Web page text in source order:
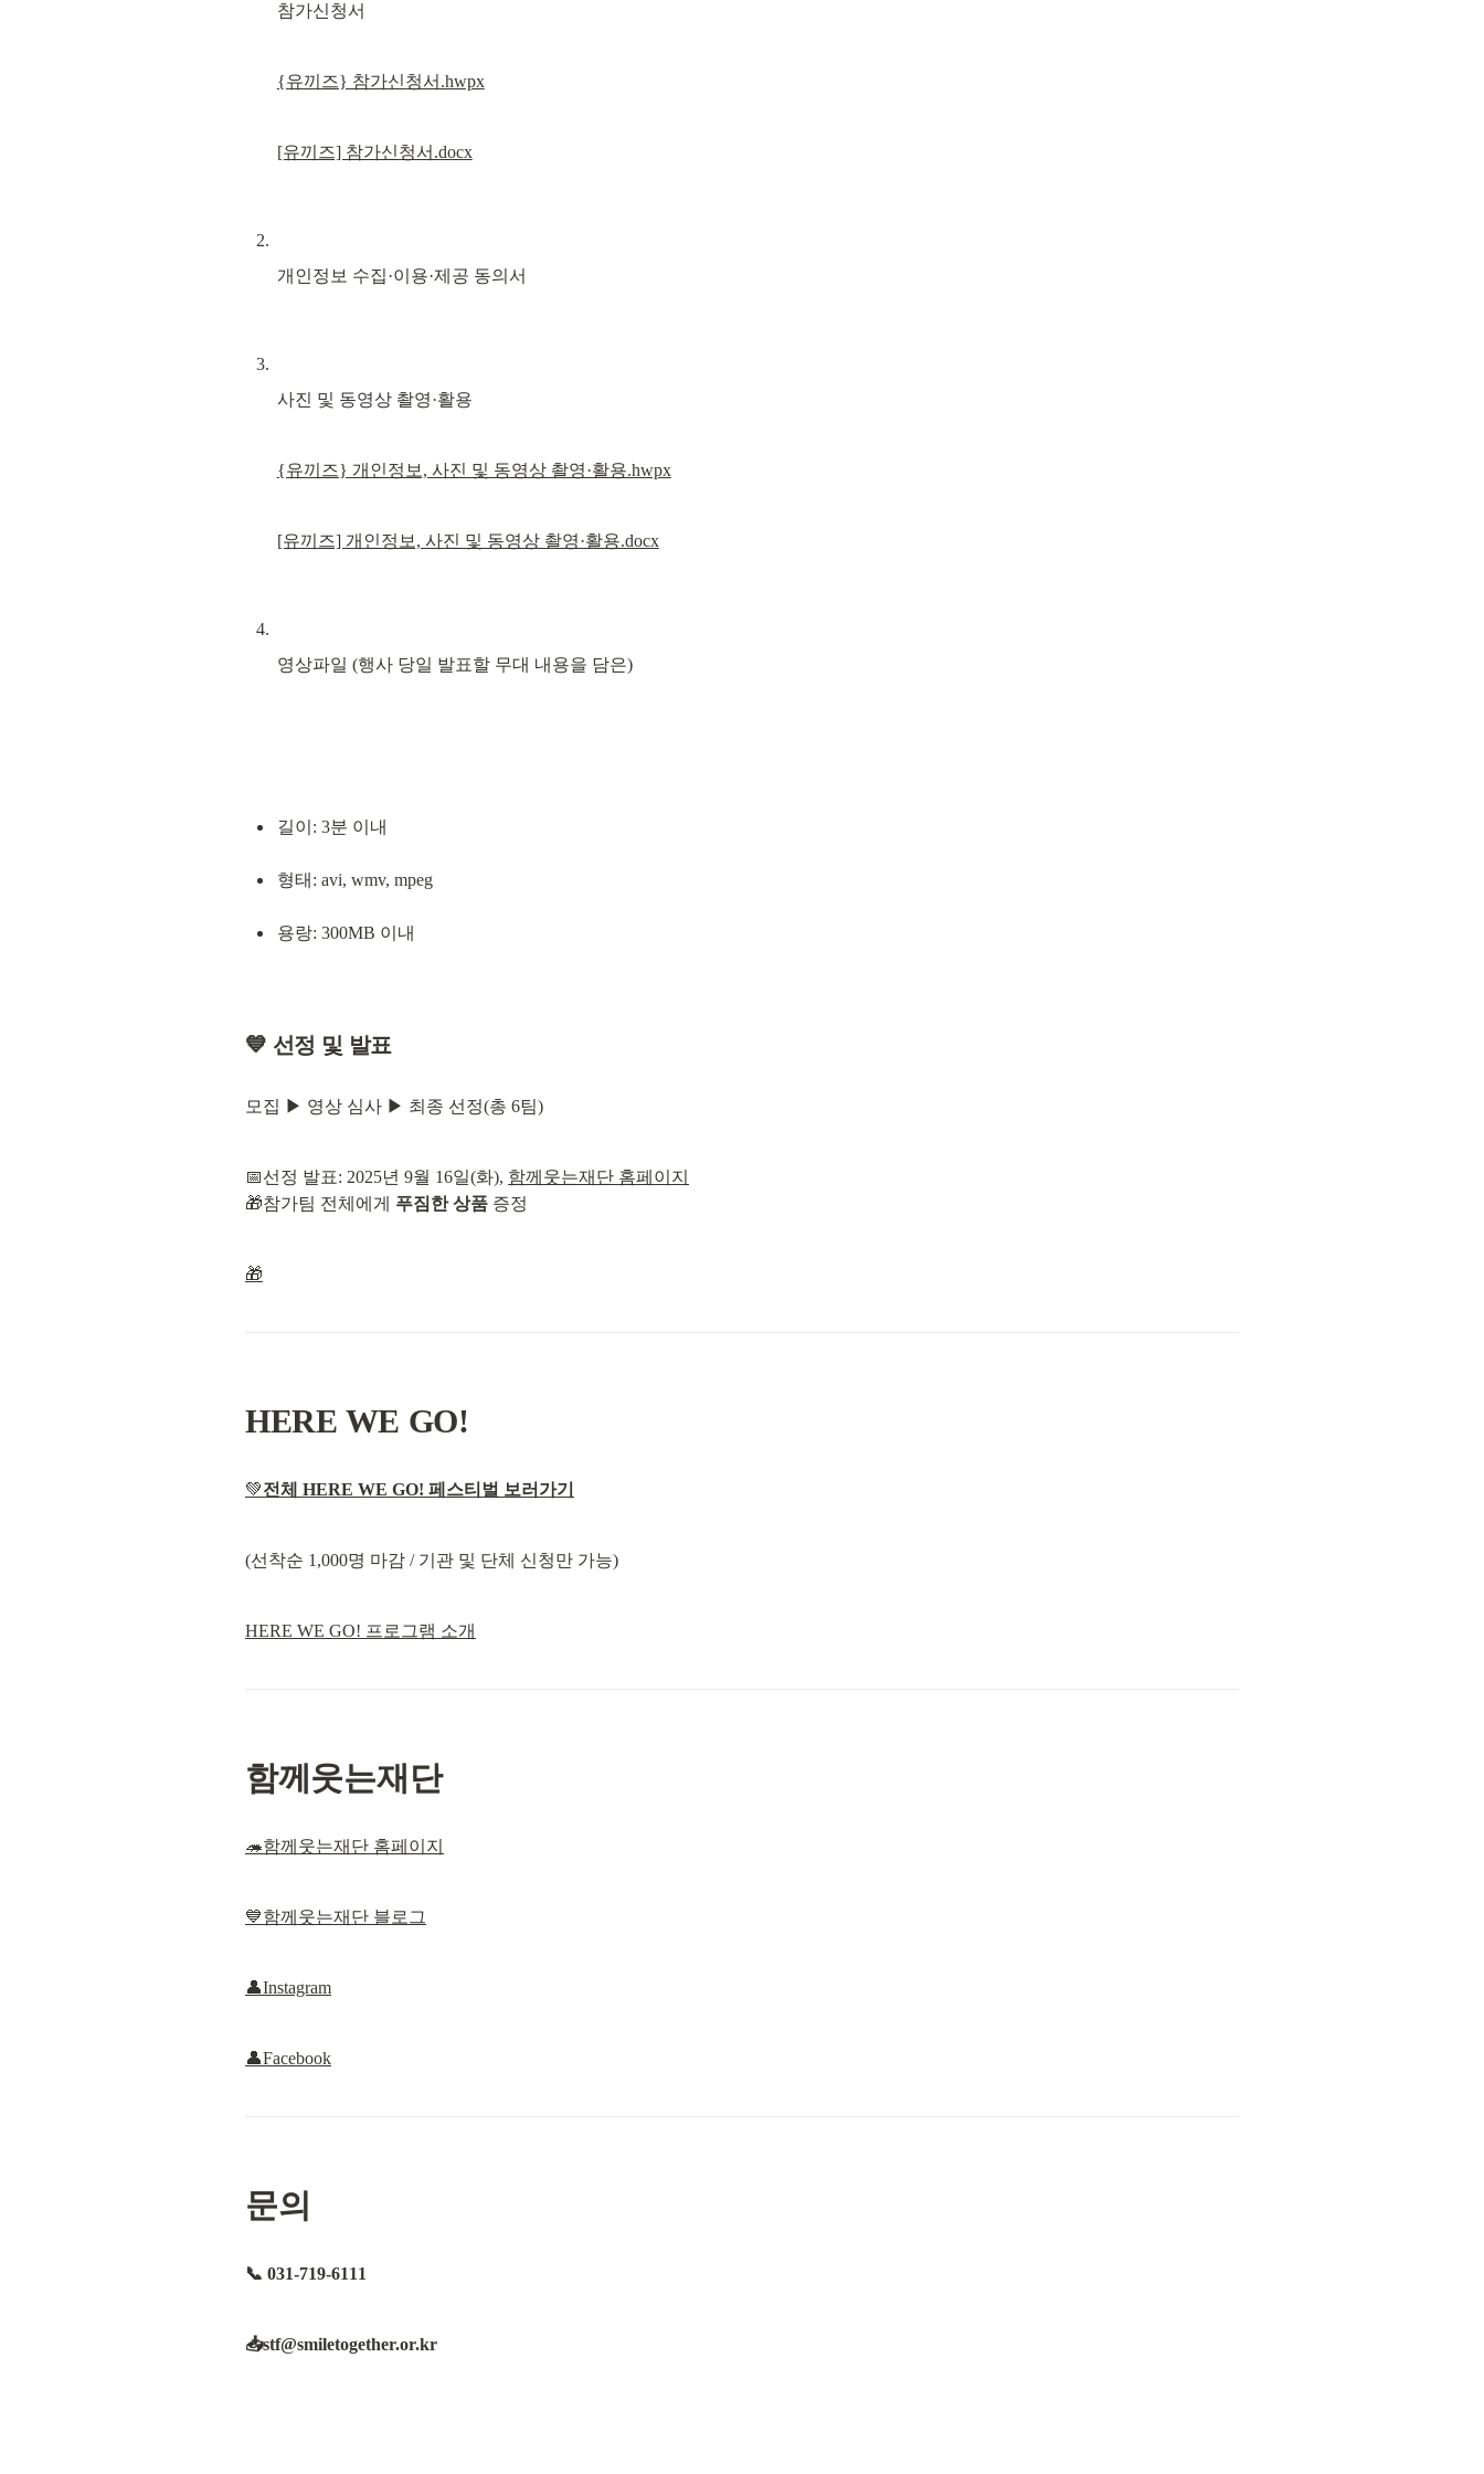
참가신청서
{유끼즈} 참가신청서.hwpx
[유끼즈] 참가신청서.docx
개인정보 수집·이용·제공 동의서
사진 및 동영상 촬영·활용
{유끼즈} 개인정보, 사진 및 동영상 촬영·활용.hwpx
[유끼즈] 개인정보, 사진 및 동영상 촬영·활용.docx
영상파일 (행사 당일 발표할 무대 내용을 담은)
길이: 3분 이내
형태: avi, wmv, mpeg
용랑: 300MB 이내
💙 선정 및 발표
모집 ▶ 영상 심사 ▶ 최종 선정(총 6팀)
📅선정 발표: 2025년 9월 16일(화), 함께웃는재단 홈페이지
🎁참가팀 전체에게 푸짐한 상품 증정
🎁
HERE WE GO!
💚전체 HERE WE GO! 페스티벌 보러가기
(선착순 1,000명 마감 / 기관 및 단체 신청만 가능)
HERE WE GO! 프로그램 소개
함께웃는재단
🦔함께웃는재단 홈페이지
💙함께웃는재단 블로그
👤Instagram
👤Facebook
문의
📞 031-719-6111
📥stf@smiletogether.or.kr